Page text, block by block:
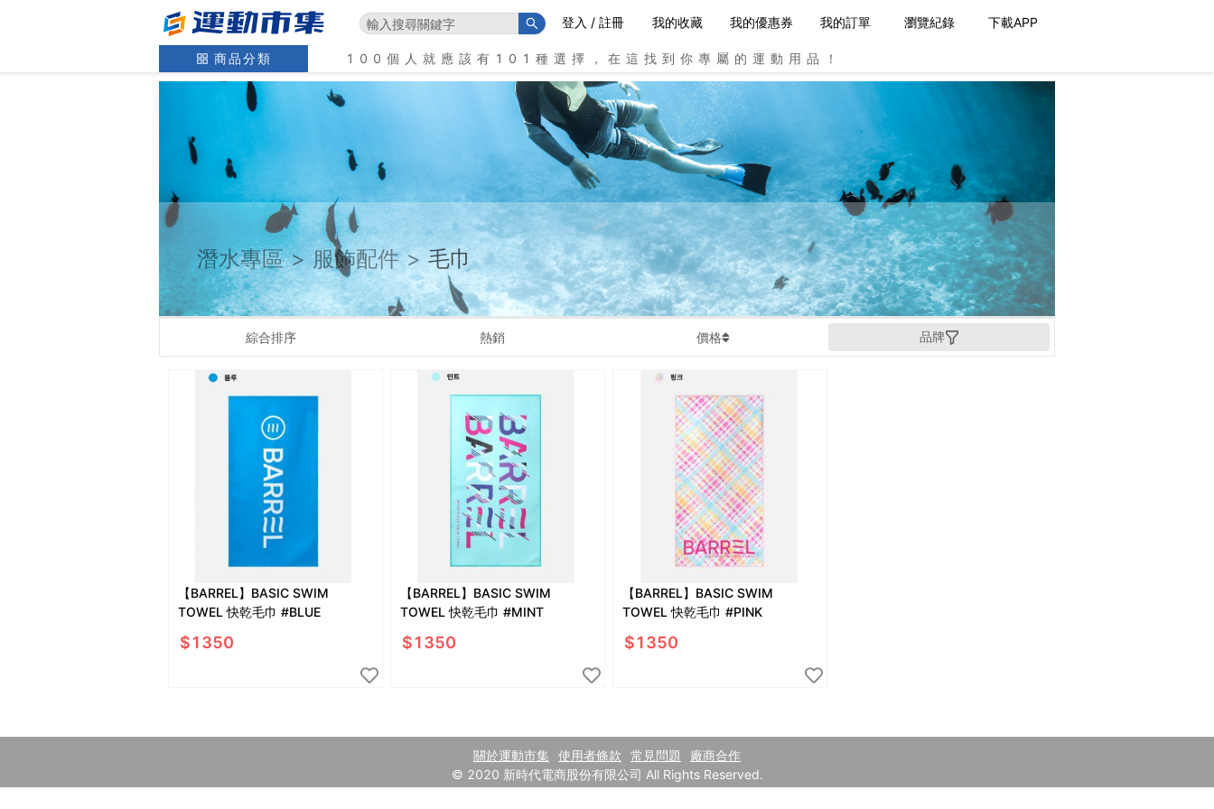
登入 / 註冊 我的收藏 我的優惠券 我的訂單 瀏覽紀錄 下載APP
商品分類 100個人就應該有101種選擇，在這找到你專屬的運動用品！
潛水專區 > 服飾配件 > 毛巾
綜合排序 熱銷 價格 品牌
【BARREL】BASIC SWIM
TOWEL 快乾毛巾 #BLUE
$1350
【BARREL】BASIC SWIM
TOWEL 快乾毛巾 #MINT
$1350
【BARREL】BASIC SWIM
TOWEL 快乾毛巾 #PINK
$1350
關於運動市集 使用者條款 常見問題
廠商合作
© 2020 新時代電商股份有限公司 All Rights Reserved.